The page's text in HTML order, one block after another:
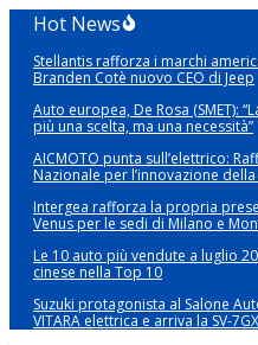
Salta
contenuto
Hot News
Stellantis rafforza i marchi
Branden Cotè nuovo CEO di Jeep
Auto europea, De Rosa (SMET):
più una scelta, ma una necessità”
AICMOTO punta sull’elettrico:
Nazionale per l’innovazione
Intergea rafforza la propria
Venus per le sedi di Milano e
Le 10 auto più vendute a luglio
cinese nella Top 10
Suzuki protagonista al Salone
VITARA elettrica e arriva la SV-7GX